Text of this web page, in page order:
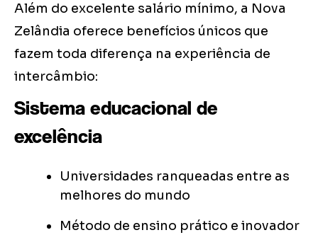
Além do excelente salário mínimo, a Nova
Zelândia oferece benefícios únicos que
fazem toda diferença na experiência de
intercâmbio:
Sistema educacional de
excelência
Universidades ranqueadas entre as
melhores do mundo
Método de ensino prático e inovador